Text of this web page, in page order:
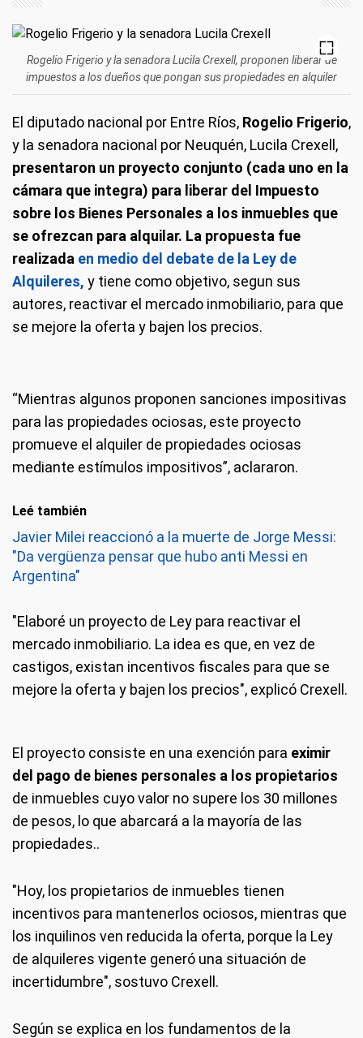
Rogelio Frigerio y la senadora Lucila Crexell, proponen liberar de
impuestos a los dueños que pongan sus propiedades en alquiler
El diputado nacional por Entre Ríos, Rogelio Frigerio,
y la senadora nacional por Neuquén, Lucila Crexell,
presentaron un proyecto conjunto (cada uno en la
cámara que integra) para liberar del Impuesto
sobre los Bienes Personales a los inmuebles que
se ofrezcan para alquilar. La propuesta fue
realizada en medio del debate de la Ley de
Alquileres, y tiene como objetivo, segun sus
autores, reactivar el mercado inmobiliario, para que
se mejore la oferta y bajen los precios.
“Mientras algunos proponen sanciones impositivas
para las propiedades ociosas, este proyecto
promueve el alquiler de propiedades ociosas
mediante estímulos impositivos”, aclararon.
Leé también
Javier Milei reaccionó a la muerte de Jorge Messi:
"Da vergüenza pensar que hubo anti Messi en
Argentina"
"Elaboré un proyecto de Ley para reactivar el
mercado inmobiliario. La idea es que, en vez de
castigos, existan incentivos fiscales para que se
mejore la oferta y bajen los precios", explicó Crexell.
El proyecto consiste en una exención para eximir
del pago de bienes personales a los propietarios
de inmuebles cuyo valor no supere los 30 millones
de pesos, lo que abarcará a la mayoría de las
propiedades..
"Hoy, los propietarios de inmuebles tienen
incentivos para mantenerlos ociosos, mientras que
los inquilinos ven reducida la oferta, porque la Ley
de alquileres vigente generó una situación de
incertidumbre", sostuvo Crexell.
Según se explica en los fundamentos de la